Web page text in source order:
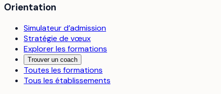
Orientation
Simulateur d’admission
Stratégie de vœux
Explorer les formations
Trouver un coach
Toutes les formations
Tous les établissements